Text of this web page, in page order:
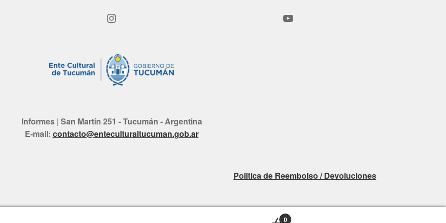
Instagram YouTube
Informes | San Martín 251 - Tucumán - Argentina
E-mail: contacto@enteculturaltucuman.gob.ar
Politica de Reembolso / Devoluciones
0